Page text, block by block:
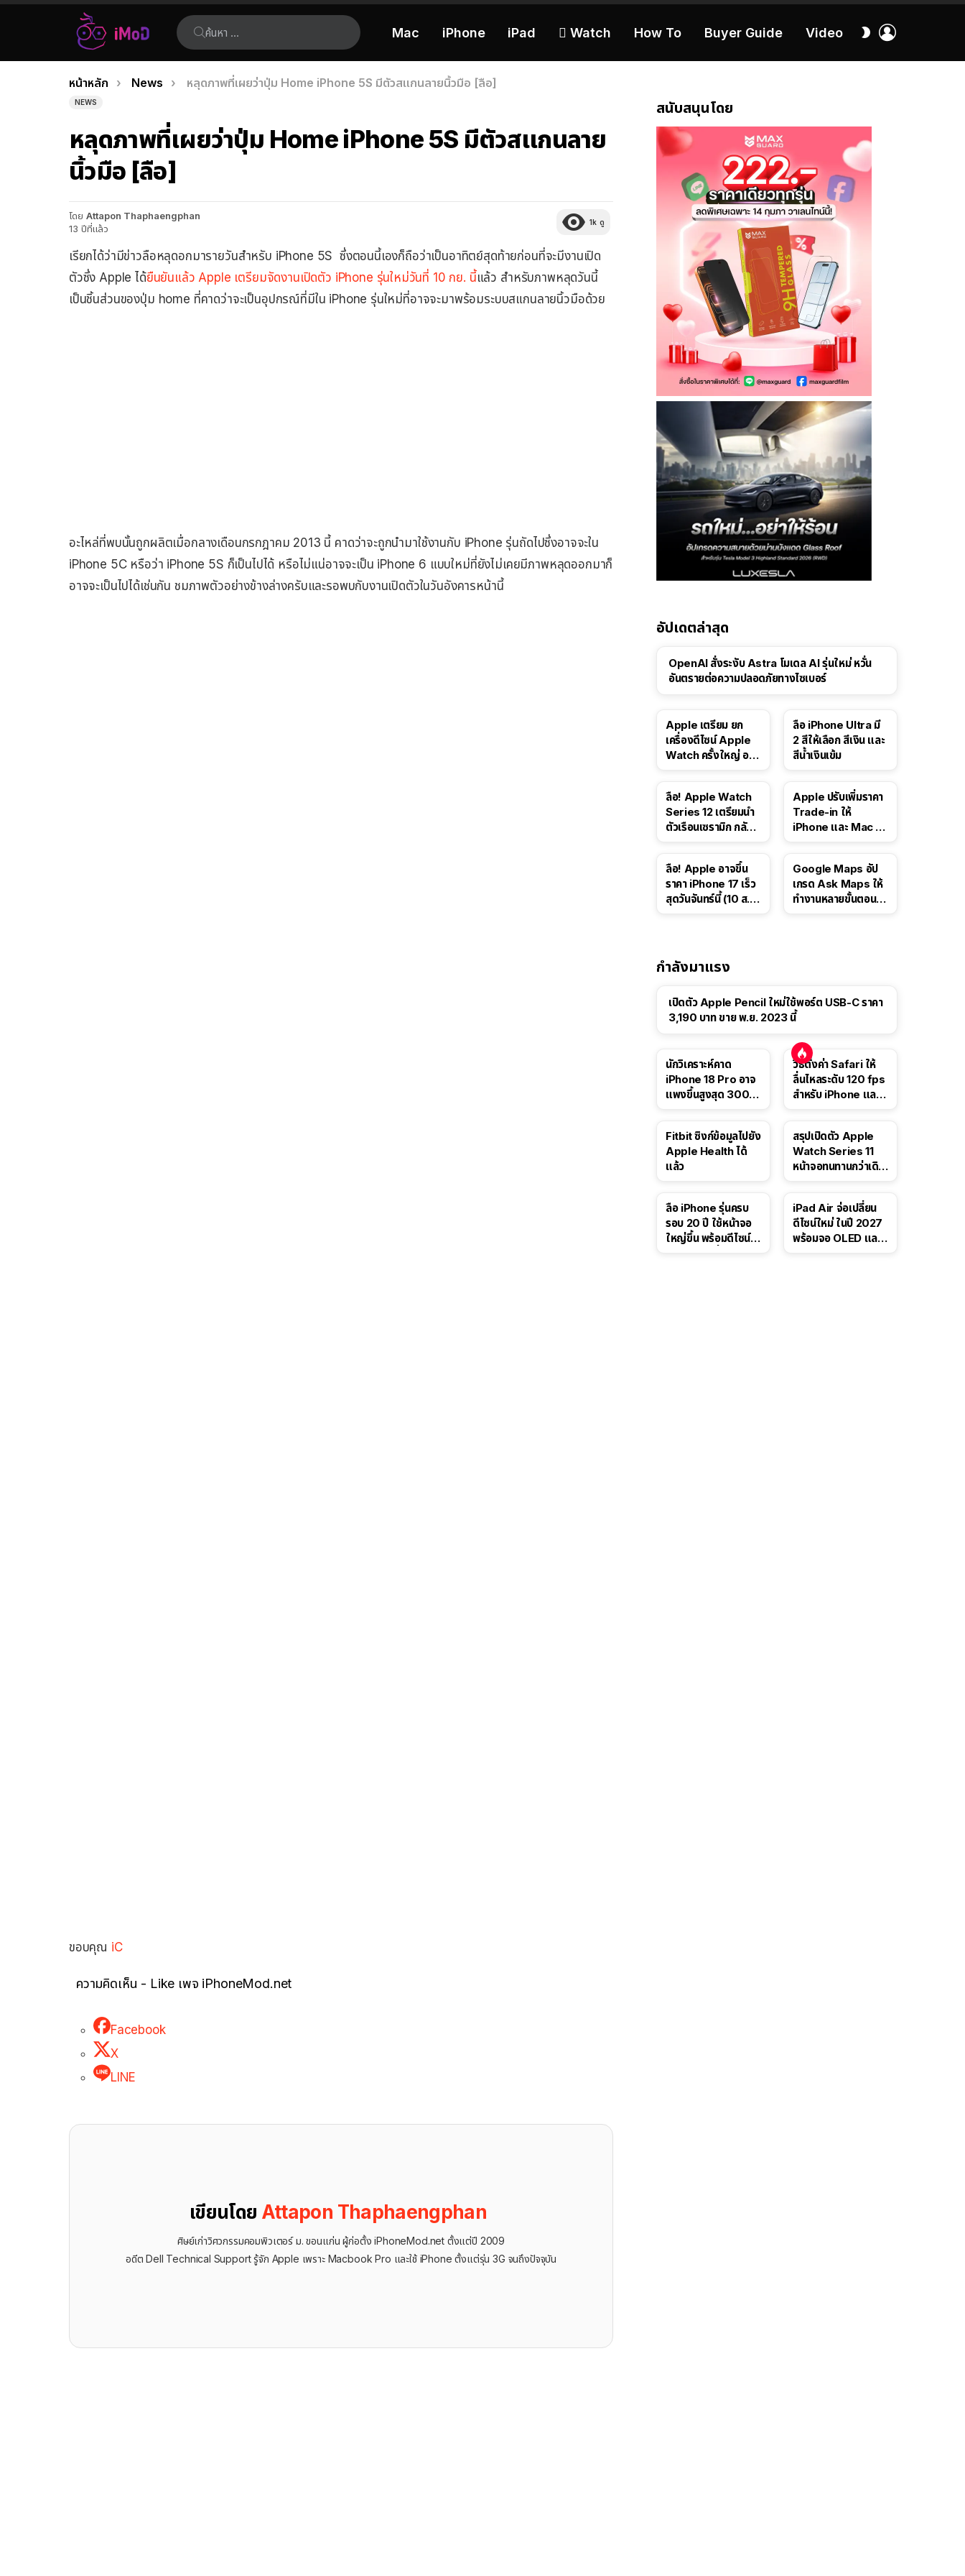
ค้นหา:
Mac iPhone iPad  Watch How To Buyer Guide Video
สลับ
เรื่อง
ล่าสุด
คุณอยู่ที่นี่:
หน้าหลัก News หลุดภาพที่เผยว่าปุ่ม Home iPhone 5S มีตัวสแกนลายนิ้วมือ [ลือ]
NEWS
หลุดภาพที่เผยว่าปุ่ม Home iPhone 5S มีตัวสแกนลาย
นิ้วมือ [ลือ]
โดย Attapon Thaphaengphan
13 ปีที่แล้ว
1k ดู
เรียกได้ว่ามีข่าวลือหลุดอกมารายวันสำหรับ iPhone 5S ซึ่งตอนนี้เองก็ถือว่าเป็นอาทิตย์สุดท้ายก่อนที่จะมีงานเปิด
ตัวซึ่ง Apple ได้ยืนยันแล้ว Apple เตรียมจัดงานเปิดตัว iPhone รุ่นใหม่วันที่ 10 กย. นี้แล้ว สำหรับภาพหลุดวันนี้
เป็นชิ้นส่วนของปุ่ม home ที่คาดว่าจะเป็นอุปกรณ์ที่มีใน iPhone รุ่นใหม่ที่อาจจะมาพร้อมระบบสแกนลายนิ้วมือด้วย
อะไหล่ที่พบนั้นถูกผลิตเมื่อกลางเดือนกรกฎาคม 2013 นี้ คาดว่าจะถูกนำมาใช้งานกับ iPhone รุ่นถัดไปซึ่งอาจจะใน
iPhone 5C หรือว่า iPhone 5S ก็เป็นไปได้ หรือไม่แน่อาจจะเป็น iPhone 6 แบบใหม่ที่ยังไม่เคยมีภาพหลุดออกมาก็
อาจจะเป็นไปได้เช่นกัน ชมภาพตัวอย่างข้างล่างครับและรอพบกับงานเปิดตัวในวันอังคารหน้านี้
ขอบคุณ iC
ความคิดเห็น - Like เพจ iPhoneMod.net
Facebook
X
LINE
เขียนโดย Attapon Thaphaengphan
ศิษย์เก่าวิศวกรรมคอมพิวเตอร์ ม. ขอนแก่น ผู้ก่อตั้ง iPhoneMod.net ตั้งแต่ปี 2009
อดีต Dell Technical Support รู้จัก ​Apple เพราะ Macbook Pro และใช้ iPhone ตั้งแต่รุ่น 3G จนถึงปัจจุบัน
สนับสนุนโดย
อัปเดตล่าสุด
OpenAI สั่งระงับ Astra โมเดล AI รุ่นใหม่ หวั่น
อันตรายต่อความปลอดภัยทางไซเบอร์
Apple เตรียม ยก
เครื่องดีไซน์ Apple
Watch ครั้งใหญ่ อาจ
ลือ iPhone Ultra มี
2 สีให้เลือก สีเงิน และ
สีน้ำเงินเข้ม
ลือ! Apple Watch
Series 12 เตรียมนำ
ตัวเรือนเซรามิก กลับ
Apple ปรับเพิ่มราคา
Trade-in ให้
iPhone และ Mac ใน
ลือ! Apple อาจขึ้น
ราคา iPhone 17 เร็ว
สุดวันจันทร์นี้ (10 ส.ค.
Google Maps อัป
เกรด Ask Maps ให้
ทำงานหลายขั้นตอนได้
กำลังมาแรง
เปิดตัว Apple Pencil ใหม่ใช้พอร์ต USB-C ราคา
3,190 บาท ขาย พ.ย. 2023 นี้
นักวิเคราะห์คาด
iPhone 18 Pro อาจ
แพงขึ้นสูงสุด 300
วิธีตั้งค่า Safari ให้
ลื่นไหลระดับ 120 fps
สำหรับ iPhone และ
Fitbit ซิงก์ข้อมูลไปยัง
Apple Health ได้
แล้ว
สรุปเปิดตัว Apple
Watch Series 11
หน้าจอทนทานกว่าเดิม
ลือ iPhone รุ่นครบ
รอบ 20 ปี ใช้หน้าจอ
ใหญ่ขึ้น พร้อมดีไซน์ไร้
iPad Air จ่อเปลี่ยน
ดีไซน์ใหม่ ในปี 2027
พร้อมจอ OLED และ